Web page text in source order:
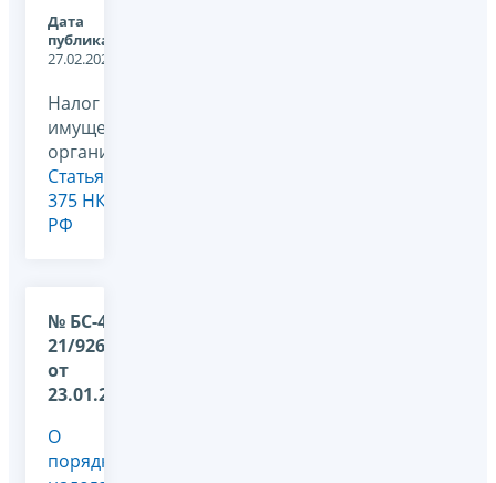
Дата
публикации:
27.02.2020
Налог на
имущество
организаций,
Статья
375 НК
РФ
№ БС-4-
21/926@
от
23.01.2020
О
порядке